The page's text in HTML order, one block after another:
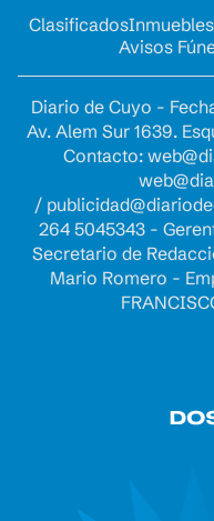
ClasificadosInmuebles
Avisos
Diario de Cuyo -
Av. Alem Sur 1639.
Contacto:
/
264 5045343 -
Secretario de
Mario Romero -